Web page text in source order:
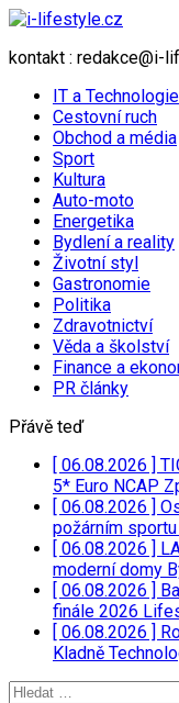
kontakt : redakce@i-
IT a Technologie
Cestovní ruch
Obchod a média
Sport
Kultura
Auto-moto
Energetika
Bydlení a reality
Životní styl
Gastronomie
Politika
Zdravotnictví
Věda a školství
Finance a
PR články
Přávě teď
[ 06.08.2026 ]
5* Euro NCAP
[ 06.08.2026 ]
požárním sportu
[ 06.08.2026 ]
moderní domy
[ 06.08.2026 ]
finále 2026
[ 06.08.2026 ]
Kladně
Vyhledávání